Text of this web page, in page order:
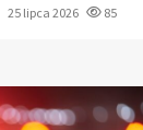
25 lipca 2026 85